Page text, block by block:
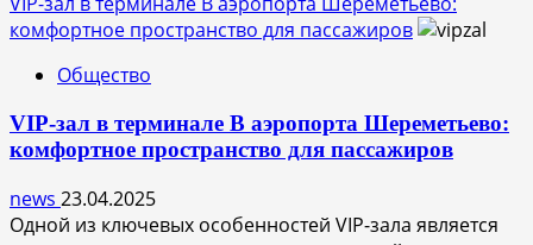
о
Хёс
госпитали
и
военные
части
в
комфортное пространство для пассажиров
Общество
VIP-зал в терминале B аэропорта Шереметьево:
комфортное пространство для пассажиров
news 23.04.2025
Одной из ключевых особенностей VIP-зала является